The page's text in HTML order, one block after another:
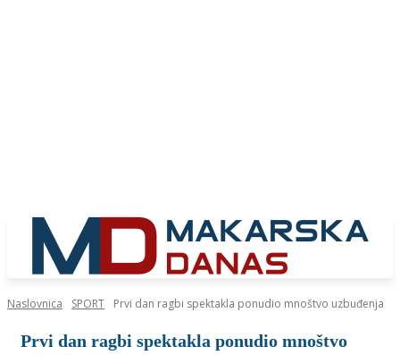
Naslovnica SPORT Prvi dan ragbi spektakla ponudio mnoštvo uzbuđenja
Prvi dan ragbi spektakla ponudio mnoštvo